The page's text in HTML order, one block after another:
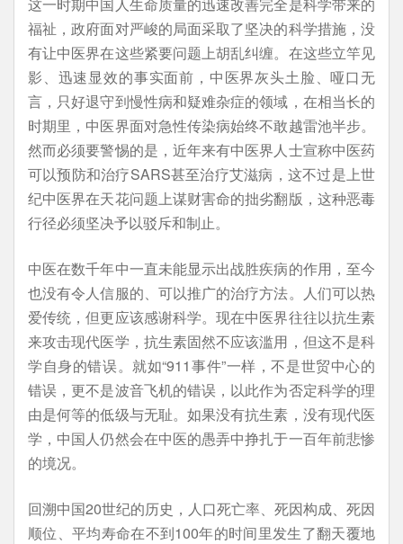
福祉，政府面对严峻的局面采取了坚决的科学措施，没
有让中医界在这些紧要问题上胡乱纠缠。在这些立竿见
影、迅速显效的事实面前，中医界灰头土脸、哑口无
言，只好退守到慢性病和疑难杂症的领域，在相当长的
时期里，中医界面对急性传染病始终不敢越雷池半步。
然而必须要警惕的是，近年来有中医界人士宣称中医药
可以预防和治疗SARS甚至治疗艾滋病，这不过是上世
纪中医界在天花问题上谋财害命的拙劣翻版，这种恶毒
行径必须坚决予以驳斥和制止。
中医在数千年中一直未能显示出战胜疾病的作用，至今
也没有令人信服的、可以推广的治疗方法。人们可以热
爱传统，但更应该感谢科学。现在中医界往往以抗生素
来攻击现代医学，抗生素固然不应该滥用，但这不是科
学自身的错误。就如“911事件”一样，不是世贸中心的
错误，更不是波音飞机的错误，以此作为否定科学的理
由是何等的低级与无耻。如果没有抗生素，没有现代医
学，中国人仍然会在中医的愚弄中挣扎于一百年前悲惨
的境况。
回溯中国20世纪的历史，人口死亡率、死因构成、死因
顺位、平均寿命在不到100年的时间里发生了翻天覆地